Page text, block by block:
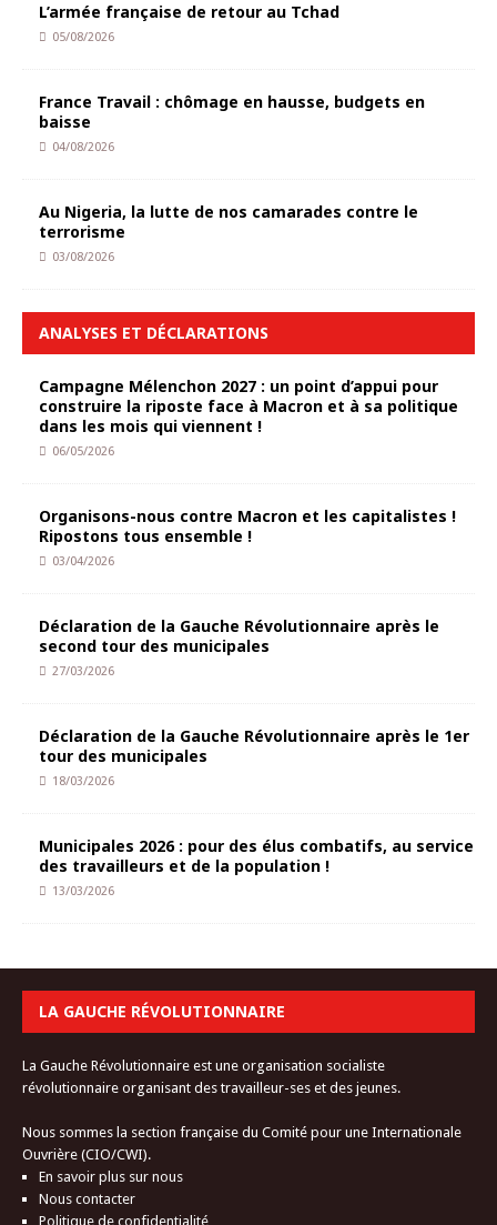
L’armée française de retour au Tchad
05/08/2026
France Travail : chômage en hausse, budgets en
baisse
04/08/2026
Au Nigeria, la lutte de nos camarades contre le
terrorisme
03/08/2026
ANALYSES ET DÉCLARATIONS
Campagne Mélenchon 2027 : un point d’appui pour
construire la riposte face à Macron et à sa politique
dans les mois qui viennent !
06/05/2026
Organisons-nous contre Macron et les capitalistes !
Ripostons tous ensemble !
03/04/2026
Déclaration de la Gauche Révolutionnaire après le
second tour des municipales
27/03/2026
Déclaration de la Gauche Révolutionnaire après le 1er
tour des municipales
18/03/2026
Municipales 2026 : pour des élus combatifs, au service
des travailleurs et de la population !
13/03/2026
LA GAUCHE RÉVOLUTIONNAIRE
La Gauche Révolutionnaire est une organisation socialiste
révolutionnaire organisant des travailleur-ses et des jeunes.
Nous sommes la section française du Comité pour une Internationale
Ouvrière (CIO/CWI).
En savoir plus sur nous
Nous contacter
Politique de confidentialité